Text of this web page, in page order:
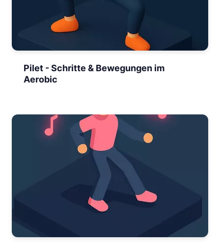
Pilet - Schritte & Bewegungen im
Aerobic